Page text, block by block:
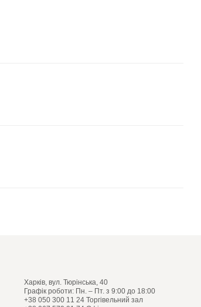
Харків, вул. Тюрінська, 40
Графік роботи: Пн. – Пт. з 9:00 до 18:00
+38 050 300 11 24 Торгівельний зал